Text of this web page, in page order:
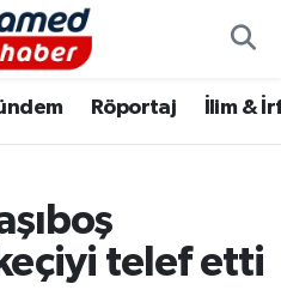
Röportaj İlim &
telef etti
Haritası